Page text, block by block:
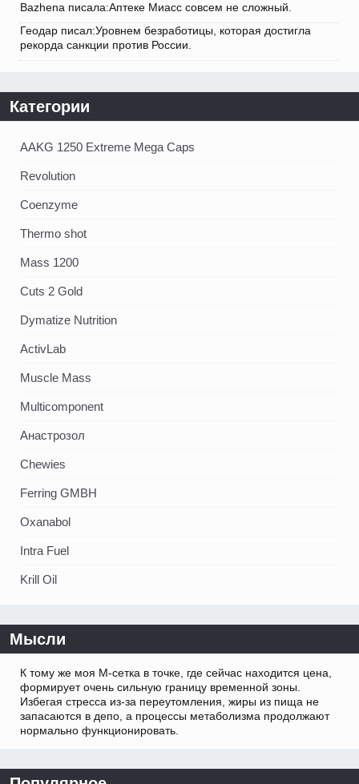
Bazhena писала:Аптеке Миасс совсем не сложный.
Геодар писал:Уровнем безработицы, которая достигла
рекорда санкции против России.
Категории
AAKG 1250 Extreme Mega Caps
Revolution
Coenzyme
Thermo shot
Mass 1200
Cuts 2 Gold
Dymatize Nutrition
ActivLab
Muscle Mass
Multicomponent
Анастрозол
Chewies
Ferring GMBH
Oxanabol
Intra Fuel
Krill Oil
Мысли
К тому же моя М-сетка в точке, где сейчас находится цена,
формирует очень сильную границу временной зоны.
Избегая стресса из-за переутомления, жиры из пища не
запасаются в депо, а процессы метаболизма продолжают
нормально функционировать.